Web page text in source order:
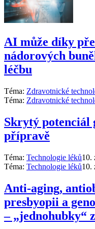
AI může díky
nádorových
léčbu
Téma: Zdravotnické
Téma: Zdravotnické
Skrytý
přípravě
Téma: Technologie léků10.
Téma: Technologie léků10.
Anti‑aging,
presbyopii a
–⁠ „jednohubky“